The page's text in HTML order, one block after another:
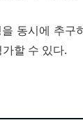
동시에 추구
할 수 있다.